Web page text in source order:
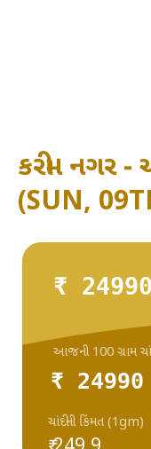
કરીમ નગર
(SUN,
₹
₹ 24990
ચાંદીની કિંમત (1gm)
આજની 100 ગ્રામ